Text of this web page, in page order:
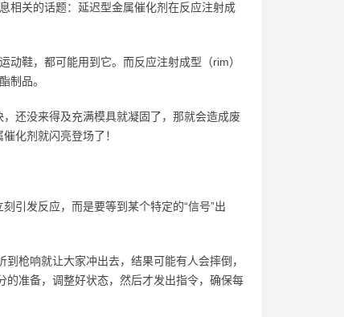
相关的话题：延迟型金属催化剂在反应注射成
鞋，都可能用到它。而反应注射成型（rim）
制品。
还没来得及充满模具就凝固了，那就会造成废
化剂就闪亮登场了！
引发反应，而是要等到某个特定的“信号”出
枪响就让大家冲出去，结果可能有人会摔倒，
的准备，调整好状态，然后才发出指令，确保每